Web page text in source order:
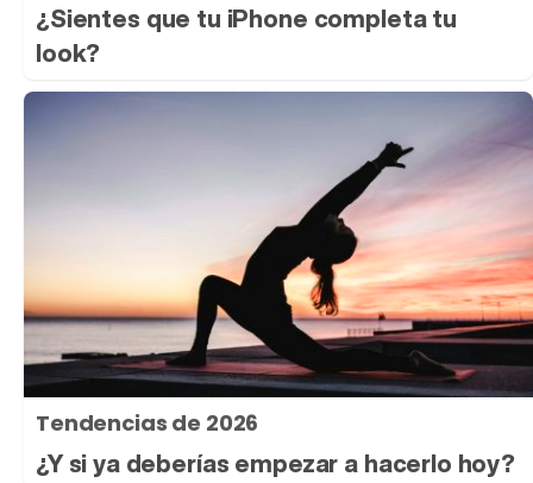
¿Sientes que tu iPhone completa tu
look?
Tendencias de 2026
¿Y si ya deberías empezar a hacerlo hoy?